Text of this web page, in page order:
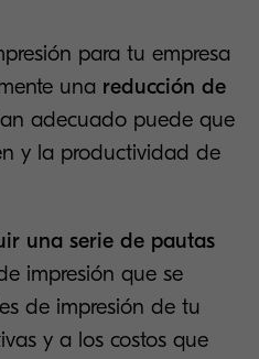
para tu empresa
una reducción de
adecuado puede que
y la productividad de
una serie de pautas
impresión que se
de impresión de tu
y a los costos que